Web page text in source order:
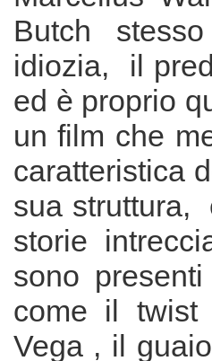
Butch
idiozia, il
ed è proprio
un film che
caratteristica
sua struttura,
storie
sono
come il twist
Vega , il